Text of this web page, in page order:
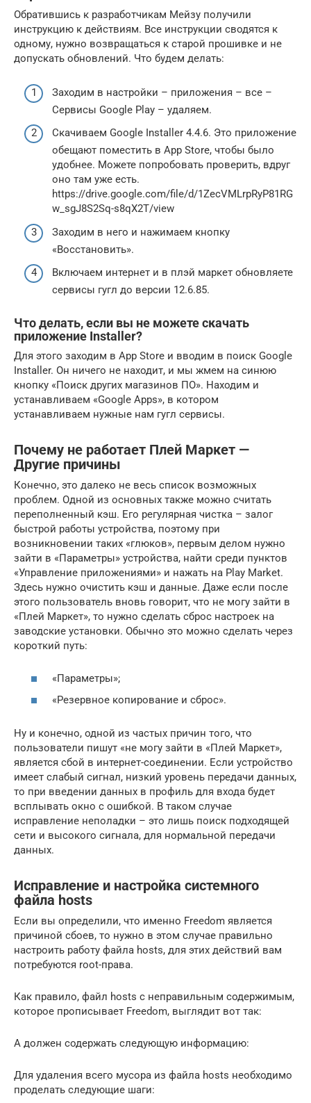
Обратившись к разработчикам Мейзу получили
инструкцию к действиям. Все инструкции сводятся к
одному, нужно возвращаться к старой прошивке и не
допускать обновлений. Что будем делать:
Заходим в настройки – приложения – все –
Сервисы Google Play – удаляем.
Скачиваем Google Installer 4.4.6. Это приложение
обещают поместить в App Store, чтобы было
удобнее. Можете попробовать проверить, вдруг
оно там уже есть.
https://drive.google.com/file/d/1ZecVMLrpRyP81RG
w_sgJ8S2Sq-s8qX2T/view
Заходим в него и нажимаем кнопку
«Восстановить».
Включаем интернет и в плэй маркет обновляете
сервисы гугл до версии 12.6.85.
Что делать, если вы не можете скачать
приложение Installer?
Для этого заходим в App Store и вводим в поиск Google
Installer. Он ничего не находит, и мы жмем на синюю
кнопку «Поиск других магазинов ПО». Находим и
устанавливаем «Google Apps», в котором
устанавливаем нужные нам гугл сервисы.
Почему не работает Плей Маркет —
Другие причины
Конечно, это далеко не весь список возможных
проблем. Одной из основных также можно считать
переполненный кэш. Его регулярная чистка – залог
быстрой работы устройства, поэтому при
возникновении таких «глюков», первым делом нужно
зайти в «Параметры» устройства, найти среди пунктов
«Управление приложениями» и нажать на Play Market.
Здесь нужно очистить кэш и данные. Даже если после
этого пользователь вновь говорит, что не могу зайти в
«Плей Маркет», то нужно сделать сброс настроек на
заводские установки. Обычно это можно сделать через
короткий путь:
«Параметры»;
«Резервное копирование и сброс».
Ну и конечно, одной из частых причин того, что
пользователи пишут «не могу зайти в «Плей Маркет»,
является сбой в интернет-соединении. Если устройство
имеет слабый сигнал, низкий уровень передачи данных,
то при введении данных в профиль для входа будет
всплывать окно с ошибкой. В таком случае
исправление неполадки – это лишь поиск подходящей
сети и высокого сигнала, для нормальной передачи
данных.
Исправление и настройка системного
файла hosts
Если вы определили, что именно Freedom является
причиной сбоев, то нужно в этом случае правильно
настроить работу файла hosts, для этих действий вам
потребуются root-права.
Как правило, файл hosts с неправильным содержимым,
которое прописывает Freedom, выглядит вот так:
А должен содержать следующую информацию:
Для удаления всего мусора из файла hosts необходимо
проделать следующие шаги: